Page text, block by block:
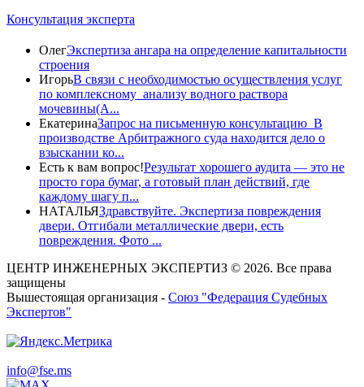
Консультация эксперта
ОлегЭкспертиза ангара на определение капитальности
строения
ИгорьВ связи с необходимостью осуществления услуг
по комплексному анализу водного раствора
мочевины(A...
ЕкатеринаЗапрос на письменную консультацию В
производстве Арбитражного суда находится дело о
взыскании ко...
Есть к вам вопрос!Результат хорошего аудита — это не
просто гора бумаг, а готовый план действий, где
каждому шагу п...
НАТАЛЬЯЗдравствуйте. Экспертиза повреждения
двери. Отгибали металлические двери, есть
повреждения. Фото ...
ЦЕНТР ИНЖЕНЕРНЫХ ЭКСПЕРТИЗ © 2026. Все права
защищены
Вышестоящая организация - Союз "Федерация Судебных
Экспертов"
info@fse.ms